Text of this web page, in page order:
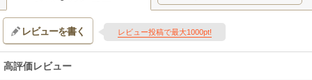
て育てられました。猫たちは、空を飛び火を噴く“ちょっと変わった猫”とし
て、竜を家族に迎え入れたのです。好奇心旺盛な森の猫たちの生き方は十
猫十色。竜は母猫への恩を返すかのように、森の猫たちに寄り添い、見守
り続けます。そんな竜を猫たちは“羽のおじちゃん”と呼び、慕っています。
一方、人間は畏怖を込めて“猫竜”と呼ぶのでした……。
制作会社】
レビューを書く レビュー投稿で最大1000pt!
高評価レビュー